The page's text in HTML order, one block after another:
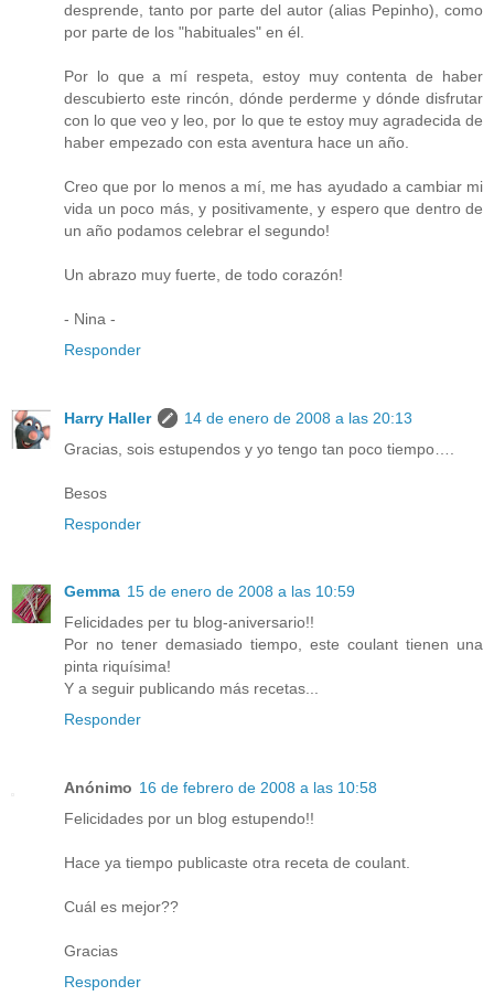
desprende, tanto por parte del autor (alias Pepinho), como
por parte de los "habituales" en él.
Por lo que a mí respeta, estoy muy contenta de haber
descubierto este rincón, dónde perderme y dónde disfrutar
con lo que veo y leo, por lo que te estoy muy agradecida de
haber empezado con esta aventura hace un año.
Creo que por lo menos a mí, me has ayudado a cambiar mi
vida un poco más, y positivamente, y espero que dentro de
un año podamos celebrar el segundo!
Un abrazo muy fuerte, de todo corazón!
- Nina -
Responder
Harry Haller
14 de enero de 2008 a las 20:13
Gracias, sois estupendos y yo tengo tan poco tiempo….
Besos
Responder
Gemma 15 de enero de 2008 a las 10:59
Felicidades per tu blog-aniversario!!
Por no tener demasiado tiempo, este coulant tienen una
pinta riquísima!
Y a seguir publicando más recetas...
Responder
Anónimo 16 de febrero de 2008 a las 10:58
Felicidades por un blog estupendo!!
Hace ya tiempo publicaste otra receta de coulant.
Cuál es mejor??
Gracias
Responder